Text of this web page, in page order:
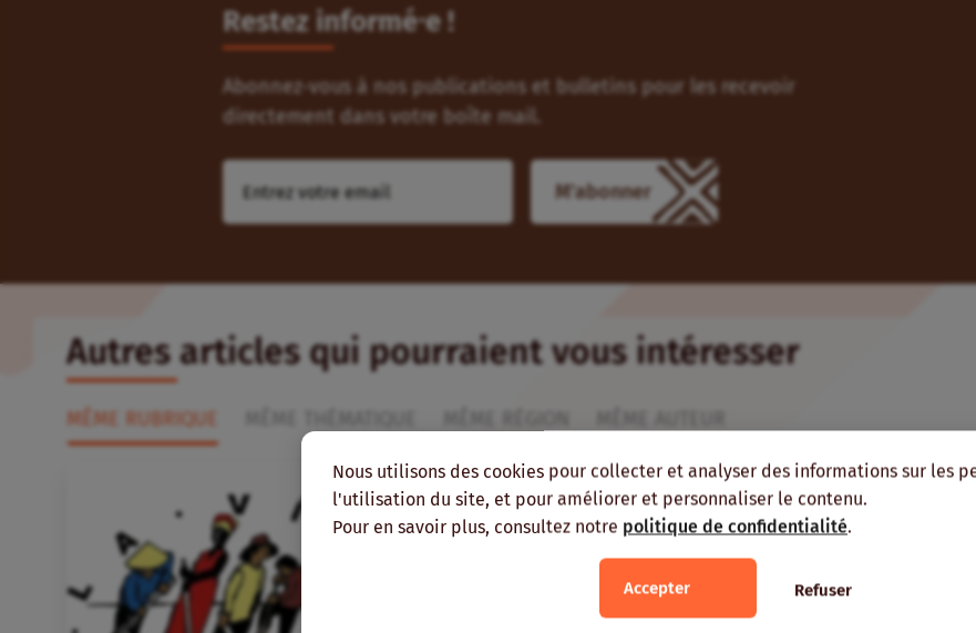
Nous utilisons des cookies pour collecter et analyser des informations sur les
l'utilisation du site, et pour améliorer et personnaliser le contenu.
Pour en savoir plus, consultez notre politique de confidentialité.
Accepter Refuser
Restez informé⸱e !
Abonnez-vous à nos publications et bulletins pour les recevoir
directement dans votre boîte mail.
M'abonner
Autres articles qui pourraient vous intéresser
MÊME RUBRIQUE